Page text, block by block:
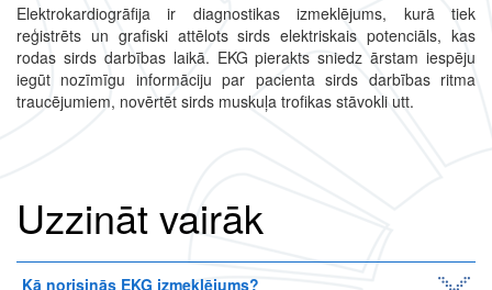
Elektrokardiogrāfija ir diagnostikas izmeklējums, kurā tiek
reģistrēts un grafiski attēlots sirds elektriskais potenciāls, kas
rodas sirds darbības laikā. EKG pierakts sniedz ārstam iespēju
iegūt nozīmīgu informāciju par pacienta sirds darbības ritma
traucējumiem, novērtēt sirds muskuļa trofikas stāvokli utt.
Uzzināt vairāk
Kā norisinās EKG izmeklējums?